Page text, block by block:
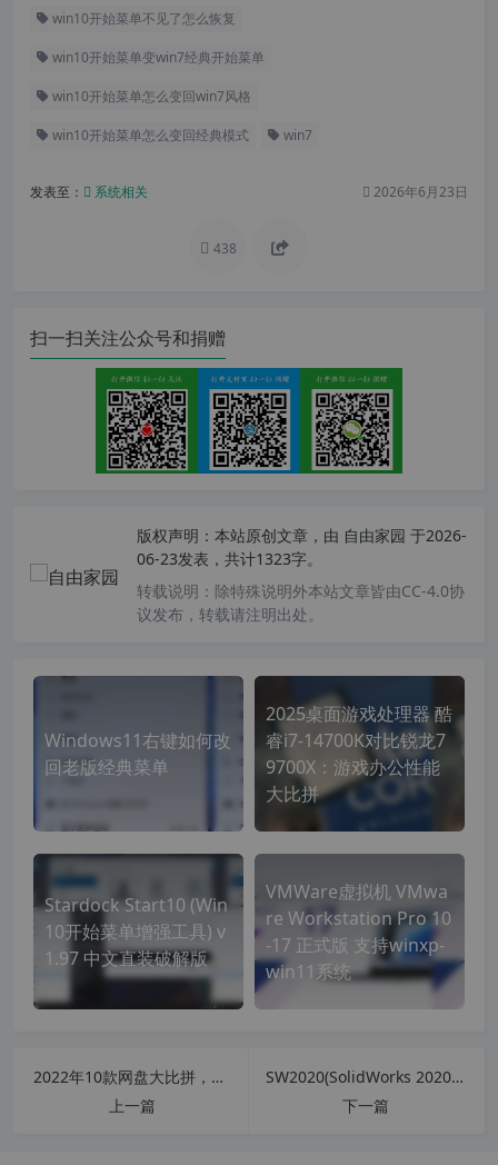
win10开始菜单不见了怎么恢复
win10开始菜单变win7经典开始菜单
win10开始菜单怎么变回win7风格
win10开始菜单怎么变回经典模式 win7
发表至： 系统相关 2026年6月23日
438
扫一扫关注公众号和捐赠
版权声明： 本站原创文章，由 自由家园 于2026-
06-23发表，共计1323字。
转载说明： 除特殊说明外本站文章皆由CC-4.0协
议发布，转载请注明出处。
Windows11右键如何改
回老版经典菜单
2025桌面游戏处理器‌ 酷
睿i7-14700K对比锐龙7
9700X：游戏办公性能
大比拼
Stardock Start10 (Win
10开始菜单增强工具) v
1.97 中文直装破解版
VMWare虚拟机 VMwa
re Workstation Pro 10
-17 正式版 支持winxp-
win11系统
2022年10款网盘大比拼，总有一款适合你
上一篇
SW2020(SolidWorks 2020 SP2) 简体官方中文版(附破解文件)
下一篇